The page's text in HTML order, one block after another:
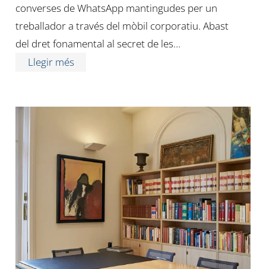
converses de WhatsApp mantingudes per un
treballador a través del mòbil corporatiu. Abast
del dret fonamental al secret de les…
Llegir més